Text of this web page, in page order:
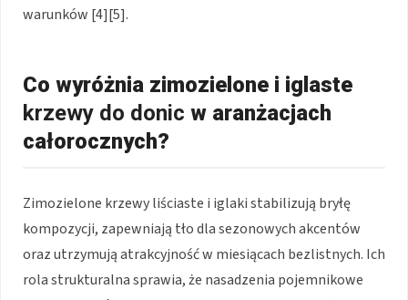
warunków [4][5].
Co wyróżnia zimozielone i iglaste
krzewy do donic w aranżacjach
całorocznych?
Zimozielone krzewy liściaste i iglaki stabilizują bryłę
kompozycji, zapewniają tło dla sezonowych akcentów
oraz utrzymują atrakcyjność w miesiącach bezlistnych. Ich
rola strukturalna sprawia, że nasadzenia pojemnikowe